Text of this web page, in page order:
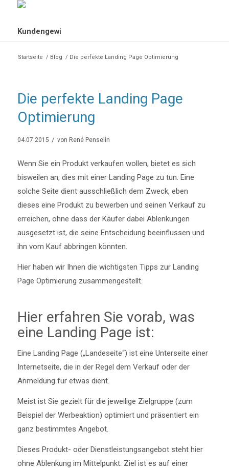
Startseite / Blog / Die perfekte Landing Page Optimierung
Die perfekte Landing Page
Optimierung
04.07.2015 / von René Penselin
Wenn Sie ein Produkt verkaufen wollen, bietet es sich
bisweilen an, dies mit einer Landing Page zu tun. Eine
solche Seite dient ausschließlich dem Zweck, eben
dieses eine Produkt zu bewerben und seinen Verkauf zu
erreichen, ohne dass der Käufer dabei Ablenkungen
ausgesetzt ist, die seine Entscheidung beeinflussen und
ihn vom Kauf abbringen könnten.
Hier haben wir Ihnen die wichtigsten Tipps zur Landing
Page Optimierung zusammengestellt.
Hier erfahren Sie vorab, was
eine Landing Page ist:
Eine Landing Page („Landeseite“) ist eine Unterseite einer
Internetseite, die in der Regel dem Verkauf oder der
Anmeldung für etwas dient.
Meist ist Sie gezielt für die jeweilige Zielgruppe (zum
Beispiel der Werbeaktion) optimiert und präsentiert ein
ganz bestimmtes Angebot.
Dieses Produkt- oder Dienstleistungsangebot steht hier
ohne Ablenkung im Mittelpunkt. Ziel ist es auf einer